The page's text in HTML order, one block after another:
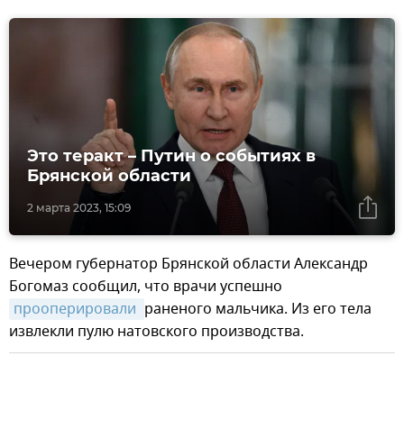
2 марта 2023, 15:09
Это теракт – Путин о событиях в
Брянской области
Вечером губернатор Брянской области Александр
Богомаз сообщил, что врачи успешно
прооперировали раненого мальчика. Из его тела
извлекли пулю натовского производства.